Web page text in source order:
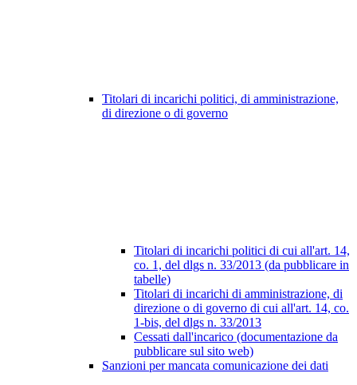
Titolari di incarichi politici, di amministrazione,
di direzione o di governo
Titolari di incarichi politici di cui all'art. 14,
co. 1, del dlgs n. 33/2013 (da pubblicare in
tabelle)
Titolari di incarichi di amministrazione, di
direzione o di governo di cui all'art. 14, co.
1-bis, del dlgs n. 33/2013
Cessati dall'incarico (documentazione da
pubblicare sul sito web)
Sanzioni per mancata comunicazione dei dati